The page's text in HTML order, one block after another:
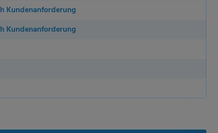
Kundenanforderung
Kundenanforderung